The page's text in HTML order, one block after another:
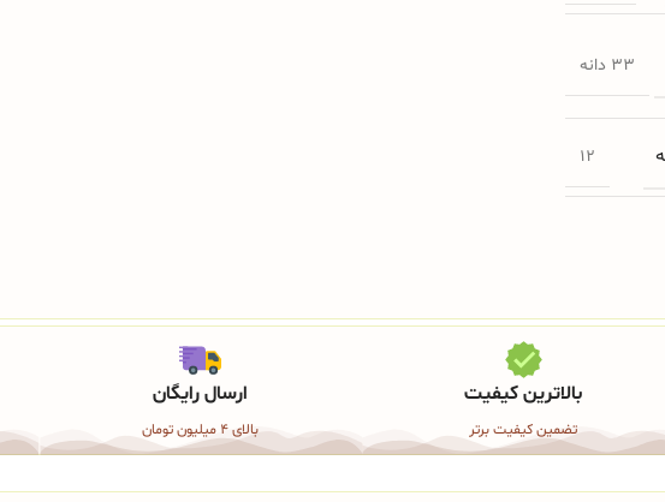
33 دانه
12
بالاترین کیفیت
تضمین کیفیت برتر
ارسال رایگان
بالای 4 میلیون تومان